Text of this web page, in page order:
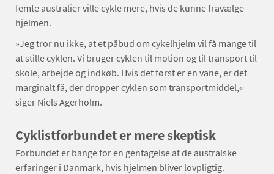
femte australier ville cykle mere, hvis de kunne fravælge
hjelmen.
»Jeg tror nu ikke, at et påbud om cykelhjelm vil få mange til
at stille cyklen. Vi bruger cyklen til motion og til transport til
skole, arbejde og indkøb. Hvis det først er en vane, er det
marginalt få, der dropper cyklen som transportmiddel,«
siger Niels Agerholm.
Cyklistforbundet er mere skeptisk
Forbundet er bange for en gentagelse af de australske
erfaringer i Danmark, hvis hjelmen bliver lovpligtig.